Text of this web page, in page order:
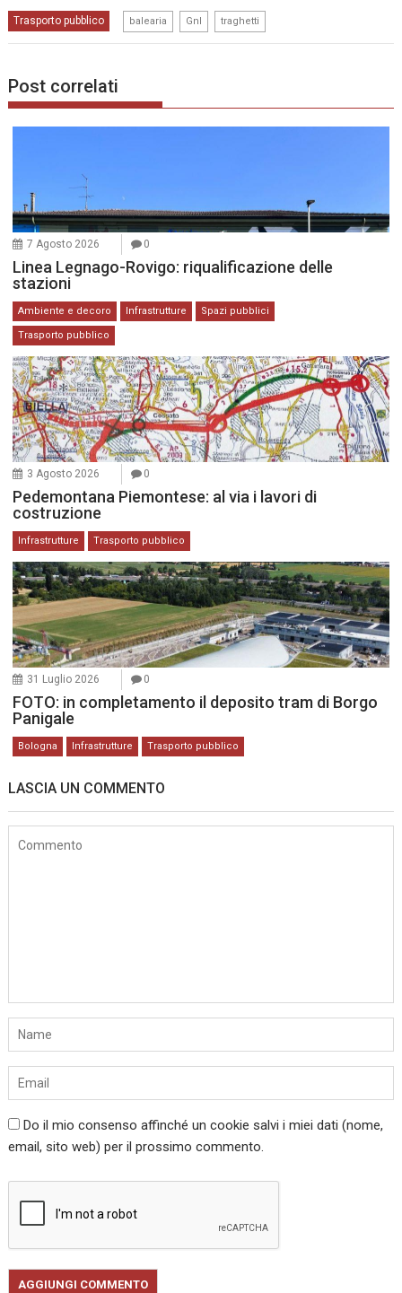
Trasporto pubblico balearia Gnl traghetti
Post correlati
7 Agosto 2026 0
Linea Legnago-Rovigo: riqualificazione delle
stazioni
Ambiente e decoro Infrastrutture Spazi pubblici
Trasporto pubblico
3 Agosto 2026 0
Pedemontana Piemontese: al via i lavori di
costruzione
Infrastrutture Trasporto pubblico
31 Luglio 2026 0
FOTO: in completamento il deposito tram di Borgo
Panigale
Bologna Infrastrutture Trasporto pubblico
LASCIA UN COMMENTO
Do il mio consenso affinché un cookie salvi i miei dati (nome,
email, sito web) per il prossimo commento.